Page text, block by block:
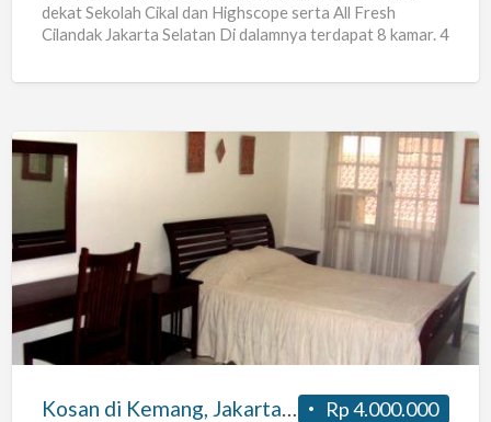
dekat Sekolah Cikal dan Highscope serta All Fresh
Cilandak Jakarta Selatan Di dalamnya terdapat 8 kamar. 4
Kosan
Kemang,
Jakarta
Selatan
Rp 4.000.000
Kosan di Kemang, Jakarta Selatan